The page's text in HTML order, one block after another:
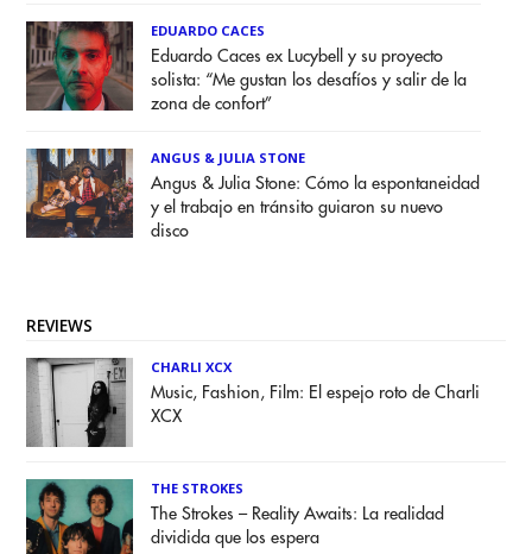
EDUARDO CACES
Eduardo Caces ex Lucybell y su proyecto
solista: “Me gustan los desafíos y salir de la
zona de confort”
ANGUS & JULIA STONE
Angus & Julia Stone: Cómo la espontaneidad
y el trabajo en tránsito guiaron su nuevo
disco
REVIEWS
CHARLI XCX
Music, Fashion, Film: El espejo roto de Charli
XCX
THE STROKES
The Strokes – Reality Awaits: La realidad
dividida que los espera